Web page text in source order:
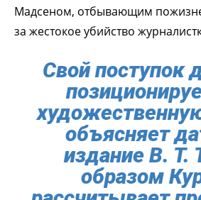
Мадсеном, отбывающим
за жестокое убийство
Свой поступок
объясняет
издание В. Т.
образом